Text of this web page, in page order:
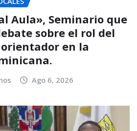
Aula», Seminario que
sobre el rol del
en la
Ago 6, 2026